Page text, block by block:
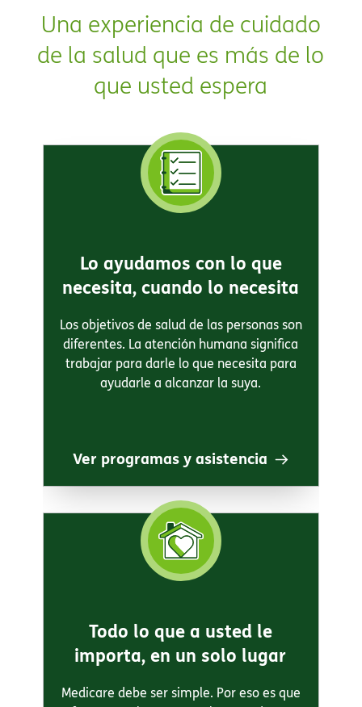
Una experiencia de cuidado
de la salud que es más de lo
que usted espera​​
Lo ayudamos con lo que
necesita, cuando lo necesita​​
Los objetivos de salud de las personas son
diferentes. La atención humana significa
trabajar para darle lo que necesita para
ayudarle a alcanzar la suya.​​
Ver programas y asistencia​​
Todo lo que a usted le
importa, en un solo lugar​​
Medicare debe ser simple. Por eso es que